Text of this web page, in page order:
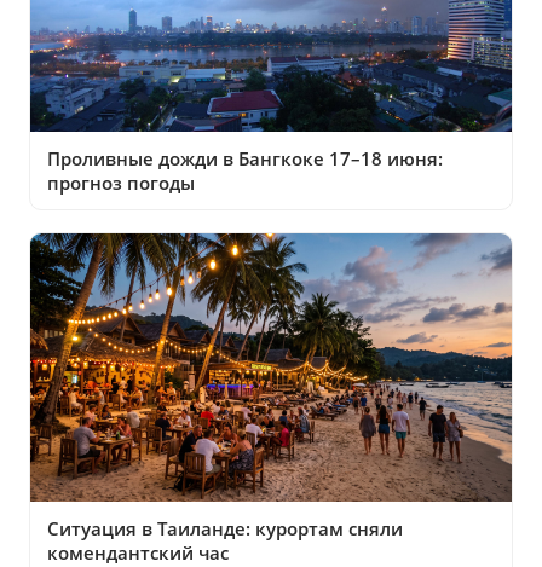
Проливные дожди в Бангкоке 17–18 июня:
прогноз погоды
Ситуация в Таиланде: курортам сняли
комендантский час